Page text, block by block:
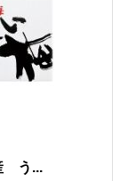
う...